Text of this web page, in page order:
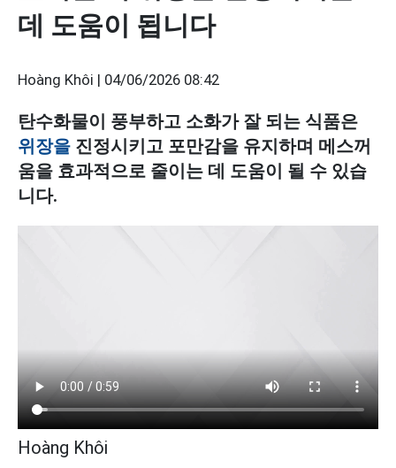
데 도움이 됩니다
Hoàng Khôi | 04/06/2026 08:42
탄수화물이 풍부하고 소화가 잘 되는 식품은
위장을 진정시키고 포만감을 유지하며 메스꺼
움을 효과적으로 줄이는 데 도움이 될 수 있습
니다.
Hoàng Khôi